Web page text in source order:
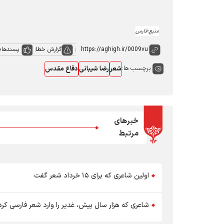
منبع:فارس
گزارش خطا پسندها
برچسب ها:شعررضا شیبانیدفاع مقدس
خبرهای
مرتبط
اولین شاعری که برای ۱۵ خرداد شعر گفت
شاعری که هزار سال پیش، غدیر را وارد شعر فارسی